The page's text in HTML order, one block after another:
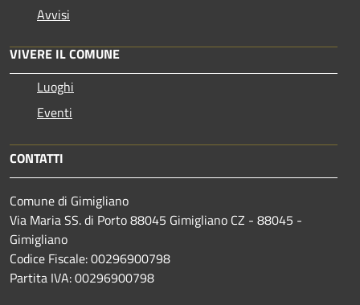
Avvisi
VIVERE IL COMUNE
Luoghi
Eventi
CONTATTI
Comune di Gimigliano
Via Maria SS. di Porto 88045 Gimigliano CZ - 88045 -
Gimigliano
Codice Fiscale: 00296900798
Partita IVA: 00296900798